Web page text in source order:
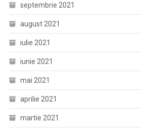
septembrie 2021
august 2021
iulie 2021
iunie 2021
mai 2021
aprilie 2021
martie 2021